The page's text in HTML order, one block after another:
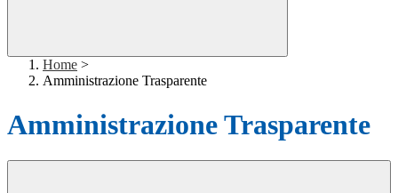
Home >
Amministrazione Trasparente
Amministrazione Trasparente